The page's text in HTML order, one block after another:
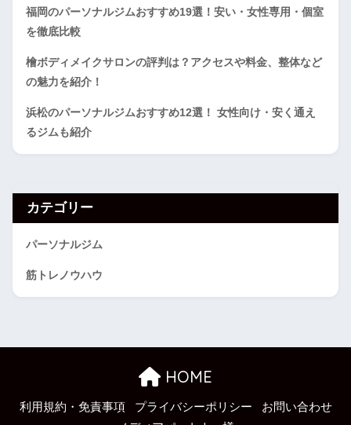
福岡のパーソナルジムおすすめ19選！安い・女性専用・個室
を徹底比較
檜ボディメイクサロンの評判は？アクセスや料金、整体など
の魅力を紹介！
浜松のパーソナルジムおすすめ12選！ 女性向け・安く通え
るジムも紹介
カテゴリー
パーソナルジム
筋トレノウハウ
HOME
利用規約・免責事項 プライバシーポリシー
お問い合わせ